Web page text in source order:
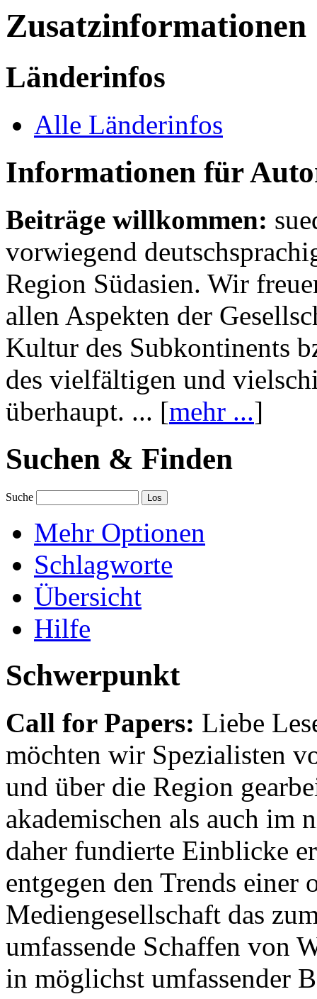
Zusatzinformationen
Länderinfos
Alle Länderinfos
Informationen für
Beiträge willkommen:
vorwiegend
Region Südasien. Wir
allen Aspekten der
Kultur des Subkontinents
des vielfältigen und
überhaupt. ... [mehr ...]
Suchen & Finden
Suche
Mehr Optionen
Schlagworte
Übersicht
Hilfe
Schwerpunkt
Call for Papers: Liebe
möchten wir Spezialisten
und über die Region
akademischen als auch im
daher fundierte Einblicke
entgegen den Trends einer
Mediengesellschaft das
umfassende Schaffen von
in möglichst umfassender